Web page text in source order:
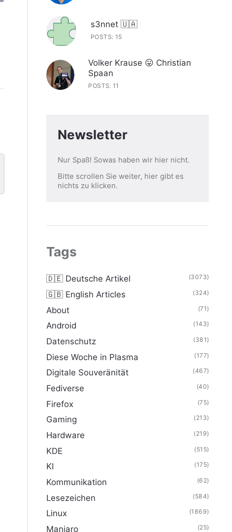
s3nnet 🇺🇦
POSTS: 15
Volker Krause 😛 Christian
Spaan
POSTS: 11
Newsletter
Nur Spaß! Sowas haben wir hier nicht.
Bitte scrollen Sie weiter, hier gibt es
nichts zu klicken.
Tags
🇩🇪 Deutsche Artikel (3073)
🇬🇧 English Articles (324)
About (71)
Android (143)
Datenschutz (381)
Diese Woche in Plasma (177)
Digitale Souveränität (467)
Fediverse (40)
Firefox (75)
Gaming (213)
Hardware (219)
KDE (515)
KI (175)
Kommunikation (62)
Lesezeichen (584)
Linux (1869)
Manjaro (25)